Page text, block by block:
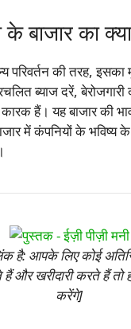
के बाजार का
परिवर्तन की तरह,
ब्याज दरें,
हैं। यह बाजार की
में कंपनियों के भविष्य
है: आपके लिए कोई
और खरीदारी करते हैं तो
करेंगे]